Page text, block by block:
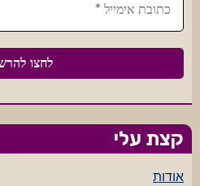
קצת עלי
אודות